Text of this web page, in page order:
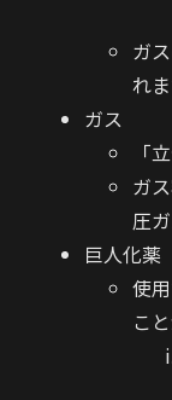
ガ
れ
ガス
「
ガ
圧
巨人化薬
使
こ